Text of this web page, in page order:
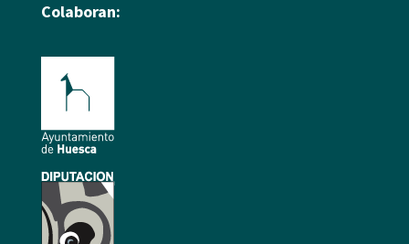
Colaboran: